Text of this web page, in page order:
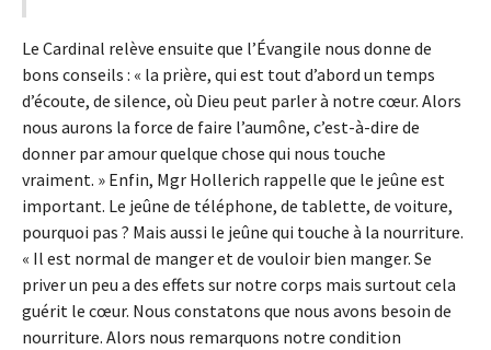
Le Cardinal relève ensuite que l’Évangile nous donne de
bons conseils : « la prière, qui est tout d’abord un temps
d’écoute, de silence, où Dieu peut parler à notre cœur. Alors
nous aurons la force de faire l’aumône, c’est-à-dire de
donner par amour quelque chose qui nous touche
vraiment. » Enfin, Mgr Hollerich rappelle que le jeûne est
important. Le jeûne de téléphone, de tablette, de voiture,
pourquoi pas ? Mais aussi le jeûne qui touche à la nourriture.
« Il est normal de manger et de vouloir bien manger. Se
priver un peu a des effets sur notre corps mais surtout cela
guérit le cœur. Nous constatons que nous avons besoin de
nourriture. Alors nous remarquons notre condition